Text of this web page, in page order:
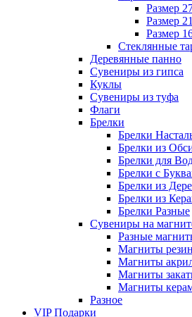
Размер
Размер
Размер
Стеклянные
Деревянные панно
Сувениры из гипса
Куклы
Сувениры из туфа
Флаги
Брелки
Брелки
Брелки из
Брелки для
Брелки с
Брелки из
Брелки из
Брелки Разные
Сувениры на
Разные
Магниты
Магниты
Магниты
Магниты
Разное
VIP Подарки